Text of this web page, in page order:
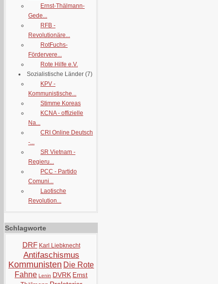
Ernst-Thälmann-
Gede...
RFB -
Revolutionäre...
RotFuchs-
Fördervere...
Rote Hilfe e.V.
Sozialistische Länder (7)
KPV -
Kommunistische...
Stimme Koreas
KCNA - offizielle
Na...
CRI Online Deutsch
-...
SR Vietnam -
Regieru...
PCC - Partido
Comuni...
Laotische
Revolution...
Schlagworte
DRF Karl Liebknecht
Antifaschismus
Kommunisten Die Rote
Fahne Lenin DVRK Ernst